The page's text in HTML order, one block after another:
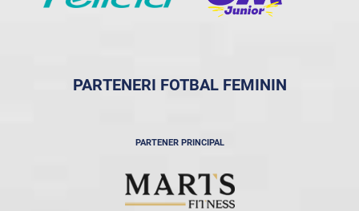
PARTENERI FOTBAL FEMININ
PARTENER PRINCIPAL